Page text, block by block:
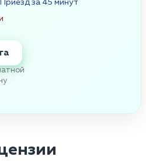
Приезд за 45 минут